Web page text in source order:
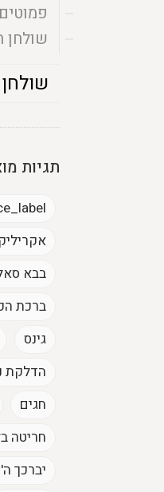
פמוטים
תגיות
בבא
ברכת
גינס
הדלקת
חגים
חריטה
יברכך